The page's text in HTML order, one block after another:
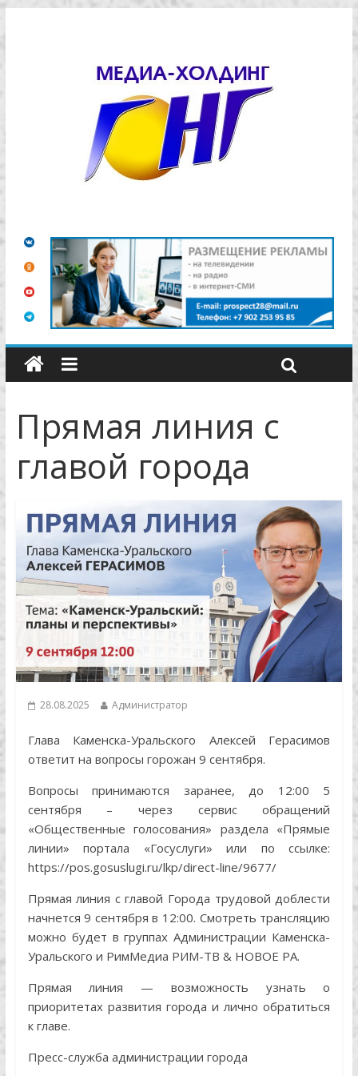
Прямая линия с
главой города
28.08.2025 Администратор
Глава Каменска-Уральского Алексей Герасимов
ответит на вопросы горожан 9 сентября.
Вопросы принимаются заранее, до 12:00 5
сентября – через сервис обращений
«Общественные голосования» раздела «Прямые
линии» портала «Госуслуги» или по ссылке:
https://pos.gosuslugi.ru/lkp/direct-line/9677/
Прямая линия с главой Города трудовой доблести
начнется 9 сентября в 12:00. Смотреть трансляцию
можно будет в группах Администрации Каменска-
Уральского и РимМедиа РИМ-ТВ & НОВОЕ РА.
Прямая линия — возможность узнать о
приоритетах развития города и лично обратиться
к главе.
Пресс-служба администрации города